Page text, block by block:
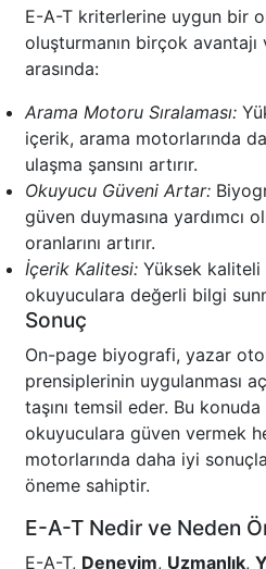
E-A-T kriterlerine uygun bir
oluşturmanın birçok avantajı
arasında:
Arama Motoru Sıralaması:
içerik, arama motorlarında
ulaşma şansını artırır.
Okuyucu Güveni Artar:
güven duymasına yardımcı
oranlarını artırır.
İçerik Kalitesi: Yüksek
okuyuculara değerli bilgi
Sonuç
On-page biyografi, yazar
prensiplerinin uygulanması
taşını temsil eder. Bu
okuyuculara güven vermek
motorlarında daha iyi
öneme sahiptir.
E-A-T Nedir ve Neden
E-A-T, Deneyim, Uzmanlık,